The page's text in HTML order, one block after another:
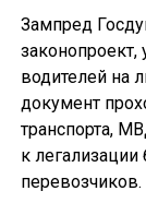
Зампред
водителей на
документ
транспорта,
к
перевозчиков.